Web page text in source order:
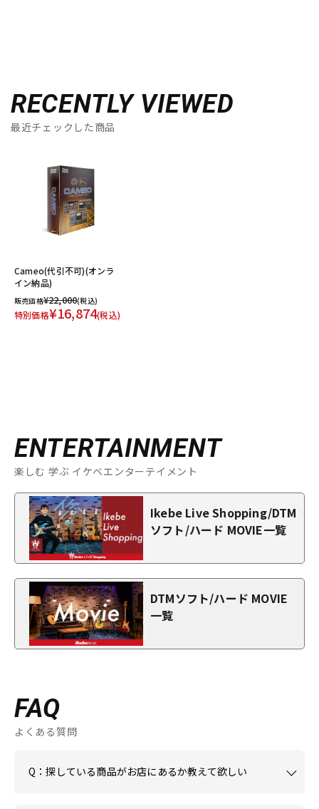
RECENTLY VIEWED
最近チェックした商品
Cameo(代引不可)(オンラ
イン納品)
販売価格¥22,000(税込)
特別価格¥16,874(税込)
ENTERTAINMENT
楽しむ 学ぶ イケベエンターテイメント
Ikebe Live Shopping/DTM
ソフト/ハード MOVIE一覧
DTMソフト/ハード MOVIE
一覧
FAQ
よくある質問
Q：探している商品がお店にあるか教えて欲しい